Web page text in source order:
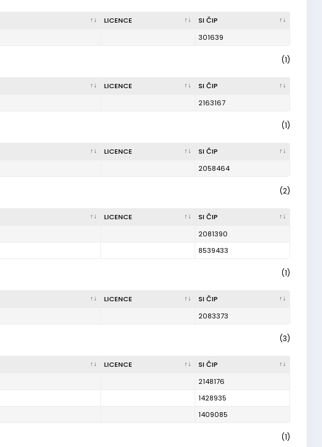
LICENCE
SI ČIP
301639
(1)
LICENCE
SI ČIP
2163167
(1)
LICENCE
SI ČIP
2058464
(2)
LICENCE
SI ČIP
2081390
8539433
(1)
LICENCE
SI ČIP
2083373
(3)
LICENCE
SI ČIP
2148176
1428935
1409085
(1)